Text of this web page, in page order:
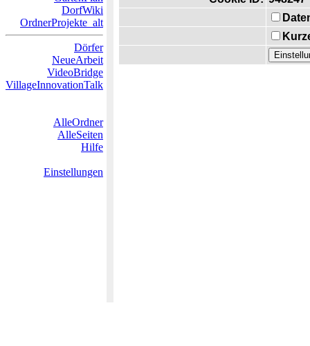
DorfWiki
OrdnerProjekte_alt
Dörfer
NeueArbeit
VideoBridge
VillageInnovationTalk
AlleOrdner
AlleSeiten
Hilfe
Einstellungen